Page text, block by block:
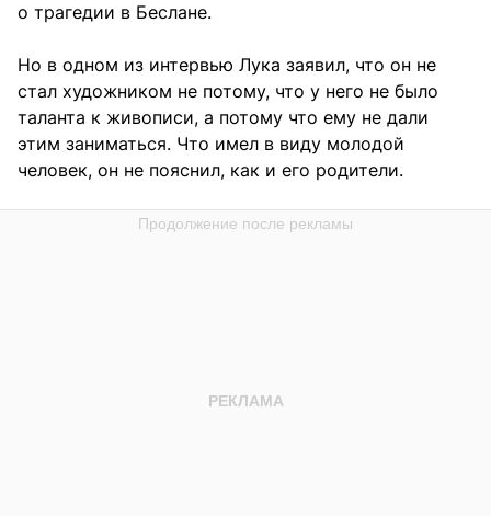
о трагедии в Беслане.
Но в одном из интервью Лука заявил, что он не
стал художником не потому, что у него не было
таланта к живописи, а потому что ему не дали
этим заниматься. Что имел в виду молодой
человек, он не пояснил, как и его родители.